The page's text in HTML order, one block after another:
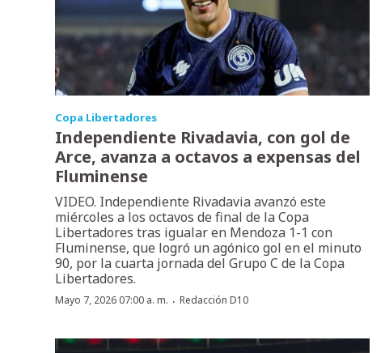
Copa Libertadores
Independiente Rivadavia, con gol de
Arce, avanza a octavos a expensas del
Fluminense
VIDEO. Independiente Rivadavia avanzó este
miércoles a los octavos de final de la Copa
Libertadores tras igualar en Mendoza 1-1 con
Fluminense, que logró un agónico gol en el minuto
90, por la cuarta jornada del Grupo C de la Copa
Libertadores.
Mayo 7, 2026 07:00 a. m. · Redacción D10